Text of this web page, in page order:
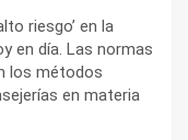
riesgo’ en la
en día. Las normas
los métodos
en materia